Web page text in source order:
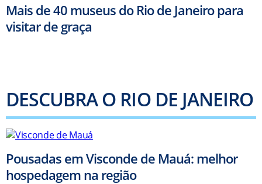
Mais de 40 museus do Rio de Janeiro para
visitar de graça
DESCUBRA O RIO DE JANEIRO
Pousadas em Visconde de Mauá: melhor
hospedagem na região